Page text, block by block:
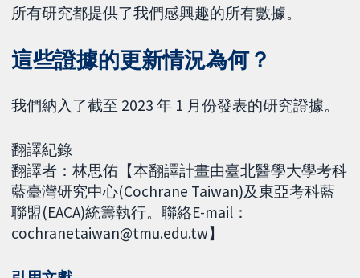
所有研究都提供了我們感興趣的所有數據。
這些證據的更新情況為何？
我們納入了截至 2023 年 1 月份發表的研究證據。
翻譯紀錄
翻譯者：林思佑【本翻譯計畫由臺北醫學大學考科
藍臺灣研究中心(Cochrane Taiwan)及東亞考科藍
聯盟(EACA)統籌執行。聯絡E-mail：
cochranetaiwan@tmu.edu.tw】